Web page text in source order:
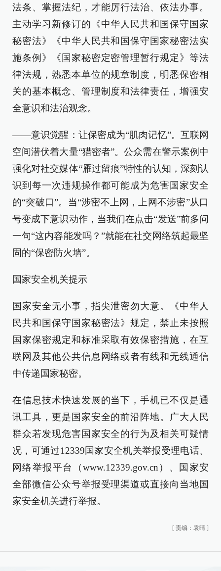
法条、掌握法纪，才能厉行法治、依法办事。
主动学习新修订的《中华人民共和国保守国家
秘密法》《中华人民共和国保守国家秘密法实
施条例》《国家秘密定密管理暂行规定》等法
律法规，熟悉本单位的规章制度，明悉保密相
关的基本概念、管理制度和法律责任，增强安
全意识和法治观念。
——意识觉醒：让保密成为“肌肉记忆”。互联网
空间潜伏着大量“猎密者”。公众需在警示案例中
强化对社交媒体“雁过留痕”特性的认知，深刻认
识到每一次违规操作都可能成为危害国家安全
的“突破口”。当“涉密不上网，上网不涉密”从口
号变成下意识动作，当我们在点击“发送”前多问
一句“这内容能发吗？”就能在社交网络筑起最坚
固的“保密防火墙”。
国家安全机关提示
国家安全无小事，指尖泄密勿大意。《中华人
民共和国保守国家秘密法》规定，禁止未按照
国家保密规定和标准采取有效保密措施，在互
联网及其他公共信息网络或者有线和无线通信
中传递国家秘密。
在信息技术快速发展的当下，手机已不仅是通
讯工具，更是国家安全的前沿阵地。广大人民
群众若发现危害国家安全的行为及相关可疑情
况，可通过12339国家安全机关举报受理电话、
网络举报平台（www.12339.gov.cn）、国家安
全部微信公众号举报受理渠道或直接向当地国
家安全机关进行举报。
[ 责编：袁晴 ]